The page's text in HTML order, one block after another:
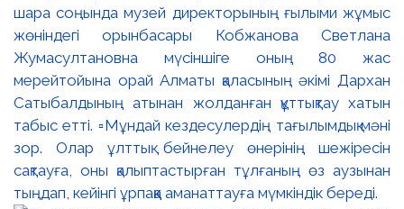
шара соңында музей директорының ғылыми жұмыс
жөніндегі орынбасары Кобжанова Светлана
Жумасултановна мүсіншіге оның 80 жас
мерейтойына орай Алматы қаласының әкімі Дархан
Сатыбалдының атынан жолданған құттықтау хатын
табыс етті. ▫️Мұндай кездесулердің тағылымдық мәні
зор. Олар ұлттық бейнелеу өнерінің шежіресін
сақтауға, оны қалыптастырған тұлғаның өз аузынан
тыңдап, кейінгі ұрпаққа аманаттауға мүмкіндік береді.